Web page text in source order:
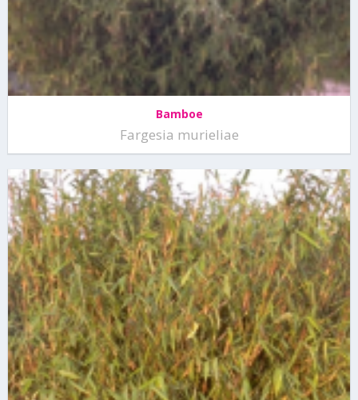
Bamboe
Fargesia murieliae